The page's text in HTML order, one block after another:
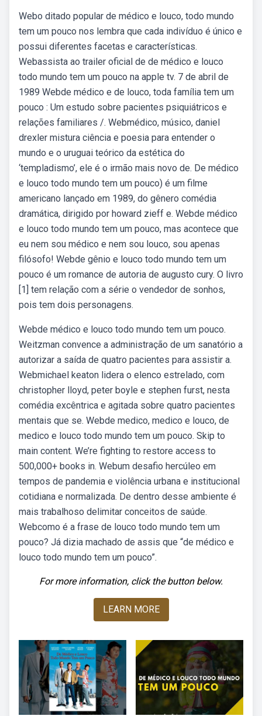
Webo ditado popular de médico e louco, todo mundo
tem um pouco nos lembra que cada indivíduo é único e
possui diferentes facetas e características.
Webassista ao trailer oficial de de médico e louco
todo mundo tem um pouco na apple tv. 7 de abril de
1989 Webde médico e de louco, toda família tem um
pouco : Um estudo sobre pacientes psiquiátricos e
relações familiares /. Webmédico, músico, daniel
drexler mistura ciência e poesia para entender o
mundo e o uruguai teórico da estética do
‘templadismo’, ele é o irmão mais novo de. De médico
e louco todo mundo tem um pouco) é um filme
americano lançado em 1989, do gênero comédia
dramática, dirigido por howard zieff e. Webde médico
e louco todo mundo tem um pouco, mas acontece que
eu nem sou médico e nem sou louco, sou apenas
filósofo! Webde gênio e louco todo mundo tem um
pouco é um romance de autoria de augusto cury. O livro
[1] tem relação com a série o vendedor de sonhos,
pois tem dois personagens.
Webde médico e louco todo mundo tem um pouco.
Weitzman convence a administração de um sanatório a
autorizar a saída de quatro pacientes para assistir a.
Webmichael keaton lidera o elenco estrelado, com
christopher lloyd, peter boyle e stephen furst, nesta
comédia excêntrica e agitada sobre quatro pacientes
mentais que se. Webde medico, medico e louco, de
medico e louco todo mundo tem um pouco. Skip to
main content. We’re fighting to restore access to
500,000+ books in. Webum desafio hercúleo em
tempos de pandemia e violência urbana e institucional
cotidiana e normalizada. De dentro desse ambiente é
mais trabalhoso delimitar conceitos de saúde.
Webcomo é a frase de louco todo mundo tem um
pouco? Já dizia machado de assis que “de médico e
louco todo mundo tem um pouco”.
For more information, click the button below.
LEARN MORE